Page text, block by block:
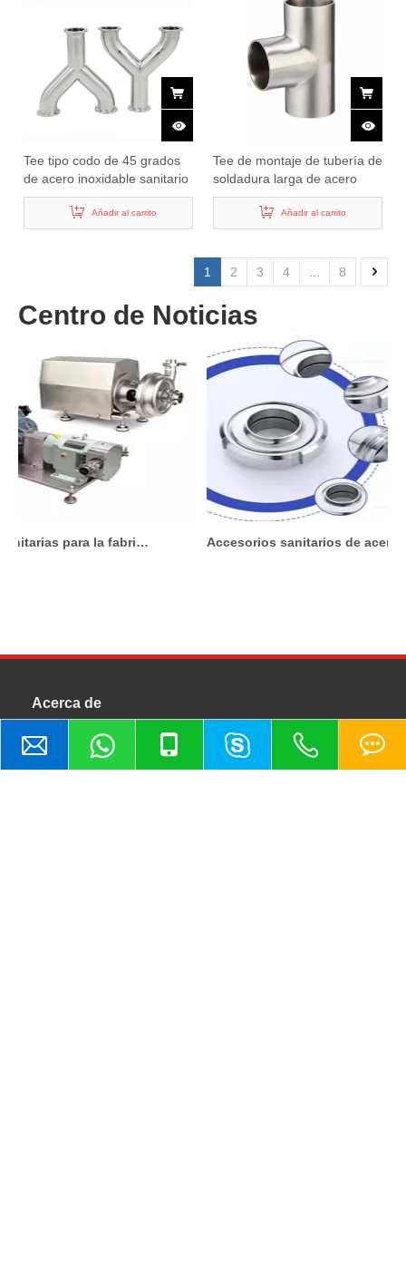
Tee tipo codo de 45 grados
de acero inoxidable sanitario
Añadir al carrito
Tee de montaje de tubería de
soldadura larga de acero
inoxidable sanitario
Añadir al carrito
1 2 3 4 8
Centro de Noticias
Bombas sanitarias para la fabricación de cosméticos: lo que debe saber antes de comprar
Acerca de
Wenzhou Xusheng Machinery Industry and Trading Co.,
Ltd es una empresa moderna que integra la investigación y
la producción científicas.